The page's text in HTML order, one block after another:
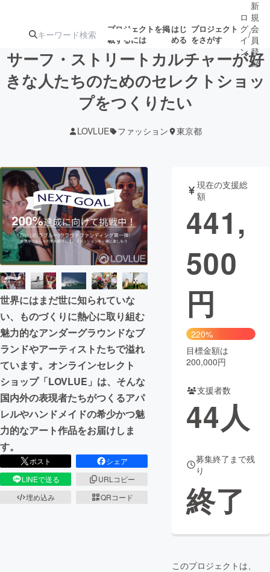
プロジェクトを掲
載するには
はじ
める
プロジェクト
をさがす
注目のリ 注目の新着プロ
ジェクト
募集終了が近いプ
テクノロジー・ガジェット
映像・映画 書籍・雑誌
ビジネス・起業 チャレンジ
まちづくり・地域活性化
CAMPFIRE for Social Good
CAMPFIRE Creation
CAMPFIREふるさと納税machi-ya コミュニティ
ロ
グ
イ
ン
/
新
規
会
員
登
録
サーフ・ストリートカルチャーが好
きな人たちのためのセレクトショッ
プをつくりたい
LOVLUE ファッション 東京都
世界にはまだ世に知られていな
い、ものづくりに熱心に取り組む
魅力的なアンダーグラウンドなブ
ランドやアーティストたちで溢れ
ています。オンラインセレクト
ショップ「LOVLUE」は、そんな
国内外の表現者たちがつくるアパ
レルやハンドメイドの希少かつ魅
力的なアート作品をお届けしま
す。
ポスト
シェア
LINEで送る
URLコピー
埋め込み
QRコード
現在の支援総
額
441,
500
円
220%
目標金額は
200,000円
支援者数
44人
募集終了まで残
り
終了
このプロジェクトは、